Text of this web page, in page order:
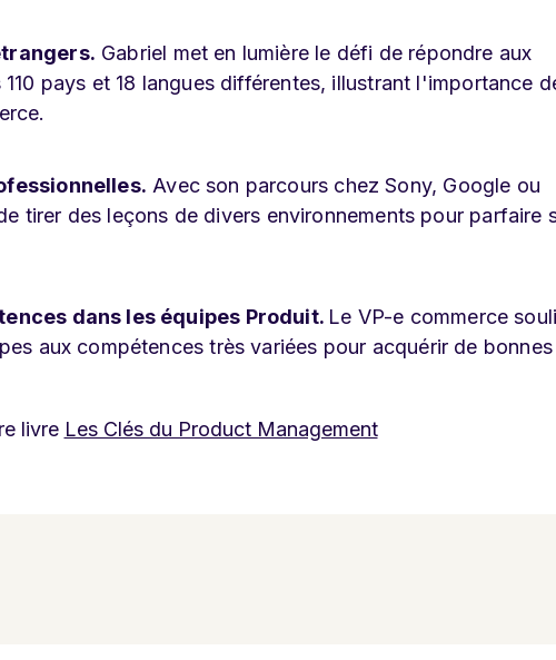
Gabriel met en lumière le défi de répondre aux
pays et 18 langues différentes, illustrant l'importance
Avec son parcours chez Sony, Google ou
tirer des leçons de divers environnements pour parfaire
dans les équipes Produit. Le VP-e commerce
aux compétences très variées pour acquérir de bonnes
livre Les Clés du Product Management